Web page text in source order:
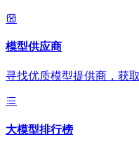
模型供应商
寻找优质模型提供商，获
大模型排行榜